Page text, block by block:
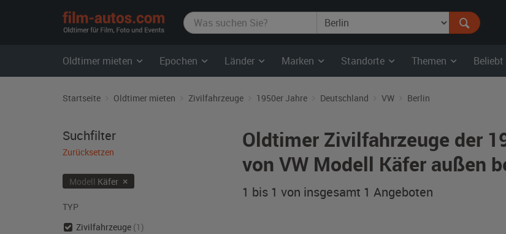
film-
autos.com
Oldtimer mieten Epochen Länder Marken Standorte Themen Beliebt
Startseite Oldtimer mieten Zivilfahrzeuge 1950er Jahre Deutschland VW Berlin
Oldtimer Zivilfahrzeuge der
von VW Modell Käfer außen
1 bis 1 von insgesamt 1 Angeboten
Suchfilter
Zurücksetzen
Modell Käfer ×
TYP
Zivilfahrzeuge (1)